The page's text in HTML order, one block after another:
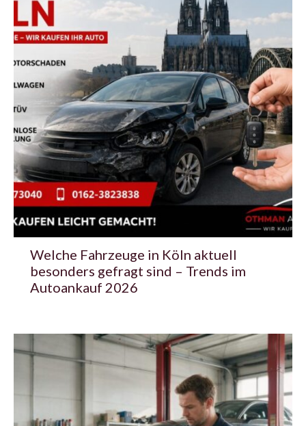
Welche Fahrzeuge in Köln aktuell
besonders gefragt sind – Trends im
Autoankauf 2026